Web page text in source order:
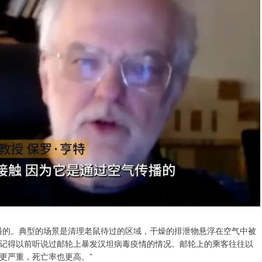
。典型的场景是清理老鼠待过的区域，干燥的排泄物悬浮在空气中被
得以前听说过邮轮上暴发汉坦病毒疫情的情况。邮轮上的乘客往往以
严重，死亡率也更高。”